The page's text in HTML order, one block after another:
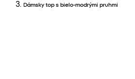
Dámsky top s bielo-modrými pruhmi